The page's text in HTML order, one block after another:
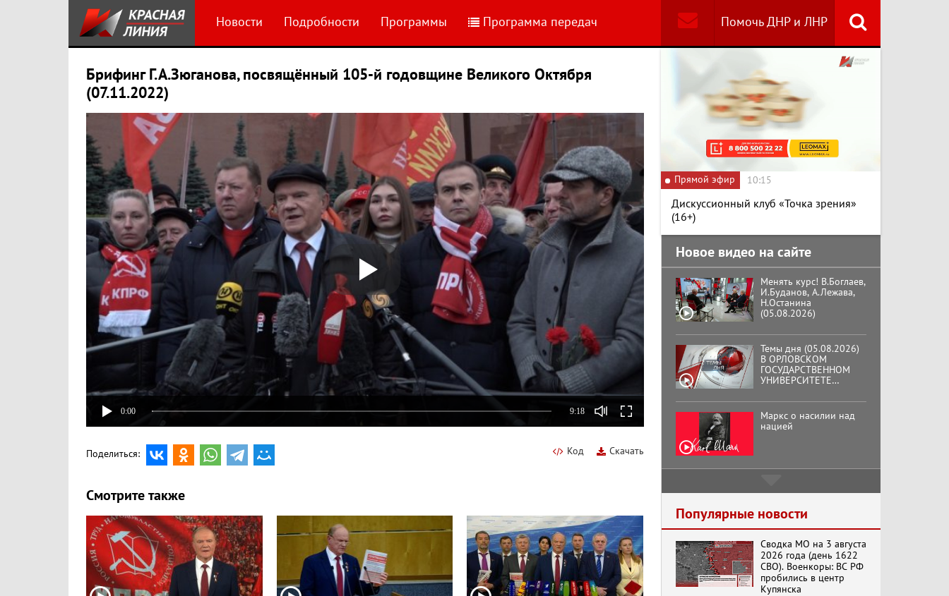
Помочь ДНР и ЛНР
Новости Подробности Программы Программа передач
Брифинг Г.А.Зюганова, посвящённый 105-й годовщине Великого Октября
(07.11.2022)
0:00 9:18
Скачать
Код
Поделиться:
Смотрите также
Прямой эфир 10:15
Дискуссионный клуб «Точка зрения»
(16+)
Новое видео на сайте
Специальный репортаж
«Безразмерное
Кольцо»
К ГРАЖДАНАМ
РОССИИ! Обращение
Председателя ЦК
фракции КПРФ в
Государственной Думе
террор"
Менять курс! В.Боглаев,
И.Буданов, А.Лежава,
Н.Останина
(05.08.2026)
Темы дня (05.08.2026)
В ОРЛОВСКОМ
ГОСУДАРСТВЕННОМ
УНИВЕРСИТЕТЕ
АУДИТОРИЯ ИМЕНИ
ЗНАМЕНИТОГО
ВЫПУСКНИКА,
ГЕННАДИЯ ЗЮГАНОВА.
Маркс о насилии над
нацией
кооператор
Хук слева:
«Додоговаривались...»
(11.06.2026)
Популярные новости
Сводка МО на 3 августа
2026 года (день 1622
СВО). Военкоры: ВС РФ
пробились в центр
Купянска